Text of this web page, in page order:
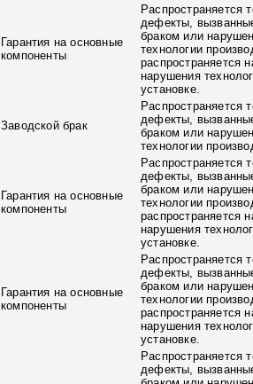
Гарантия на основные
компоненты
Распространяется
дефекты,
браком или
технологии
распространяется
нарушения
установке.
Заводской брак
Распространяется
дефекты,
браком или
технологии
Гарантия на основные
компоненты
Распространяется
дефекты,
браком или
технологии
распространяется
нарушения
установке.
Гарантия на основные
компоненты
Распространяется
дефекты,
браком или
технологии
распространяется
нарушения
установке.
Распространяется
дефекты,